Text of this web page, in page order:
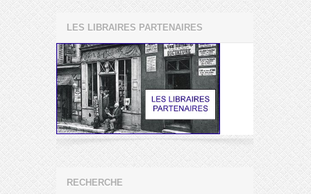
LES LIBRAIRES PARTENAIRES
RECHERCHE